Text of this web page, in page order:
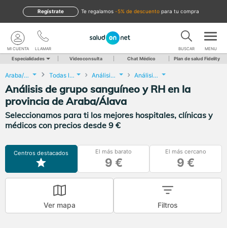
te regalamos -5% de descuento para tu compra
Regístrate
LLAMAR
MI CUENTA BUSCAR MENU
Especialidades Videoconsulta Chat Médico Plan de salud Fidelity
Araba/Álava Todas las localidades Análisis Clínicos Análisis de grupo sanguíneo y RH
Análisis de grupo sanguíneo y RH en la
provincia de Araba/Álava
Seleccionamos para ti los mejores hospitales, clínicas y
médicos con precios desde 9 €
Centros destacados El más barato
9 €
El más cercano
9 €
Ver mapa Filtros